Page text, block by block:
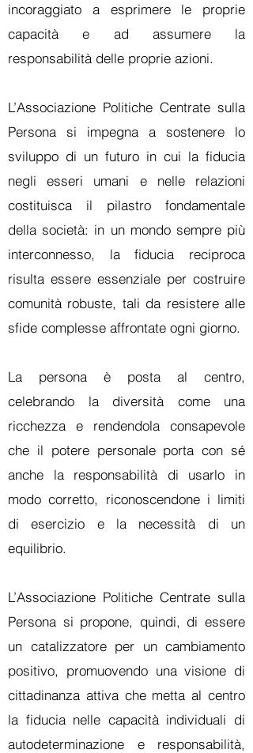
incoraggiato a esprimere le proprie
capacità e ad assumere la
responsabilità delle proprie azioni.
L’Associazione Politiche Centrate sulla
Persona si impegna a sostenere lo
sviluppo di un futuro in cui la fiducia
negli esseri umani e nelle relazioni
costituisca il pilastro fondamentale
della società: in un mondo sempre più
interconnesso, la fiducia reciproca
risulta essere essenziale per costruire
comunità robuste, tali da resistere alle
sfide complesse affrontate ogni giorno.
La persona è posta al centro,
celebrando la diversità come una
ricchezza e rendendola consapevole
che il potere personale porta con sé
anche la responsabilità di usarlo in
modo corretto, riconoscendone i limiti
di esercizio e la necessità di un
equilibrio.
L’Associazione Politiche Centrate sulla
Persona si propone, quindi, di essere
un catalizzatore per un cambiamento
positivo, promuovendo una visione di
cittadinanza attiva che metta al centro
la fiducia nelle capacità individuali di
autodeterminazione e responsabilità,